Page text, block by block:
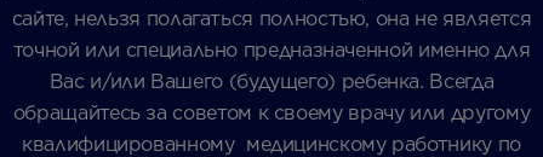
сайте, нельзя полагаться полностью, она не является
точной или специально предназначенной именно для
Вас и/или Вашего (будущего) ребенка. Всегда
обращайтесь за советом к своему врачу или другому
квалифицированному медицинскому работнику по